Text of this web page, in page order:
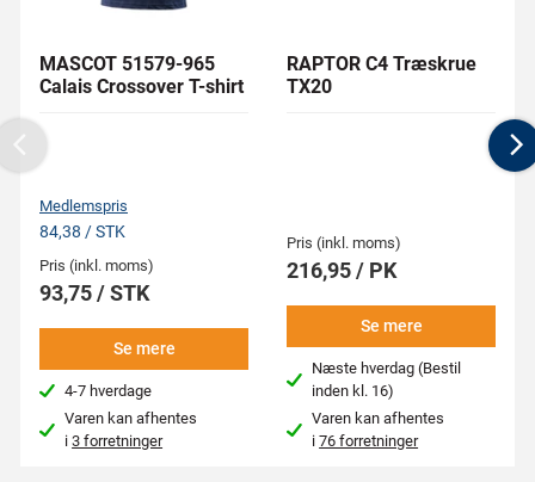
MASCOT 51579-965
Calais Crossover T-shirt
Medlemspris
84,38 / STK
Pris (inkl. moms)
93,75 / STK
Se mere
4-7 hverdage
Varen kan afhentes
i3 forretninger
RAPTOR C4 Træskrue
TX20
Pris (inkl. moms)
216,95 / PK
Se mere
Næste hverdag (Bestil
inden kl. 16)
Varen kan afhentes
i76 forretninger
Previous